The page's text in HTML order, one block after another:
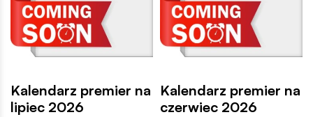
Kalendarz premier na
lipiec 2026
Kalendarz premier na
czerwiec 2026